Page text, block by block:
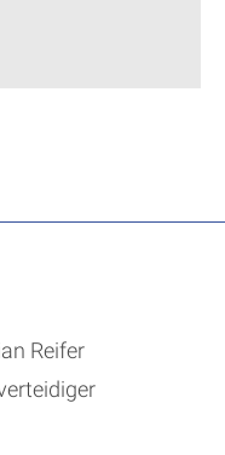
Reifer